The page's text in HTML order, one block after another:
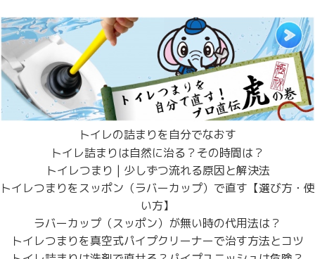
トイレの詰まりを自分でなおす
トイレ詰まりは自然に治る？その時間は？
トイレつまり | 少しずつ流れる原因と解決法
トイレつまりをスッポン（ラバーカップ）で直す【選び方・使
い方】
ラバーカップ（スッポン）が無い時の代用法は？
トイレつまりを真空式パイプクリーナーで治す方法とコツ